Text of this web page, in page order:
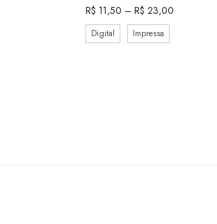
R$ 11,50 – R$ 23,00
Digital Impressa